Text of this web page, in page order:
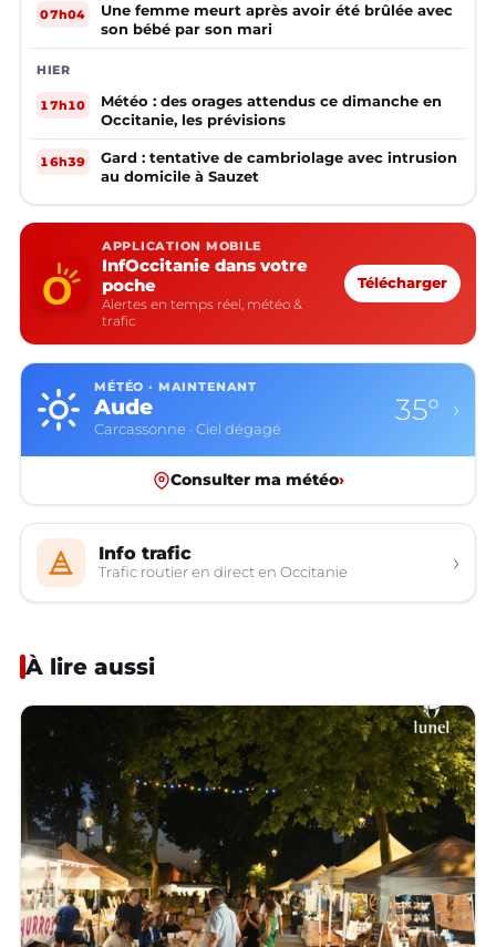
07h04
Une femme meurt après avoir été brûlée avec
son bébé par son mari
HIER
17h10
Météo : des orages attendus ce dimanche en
Occitanie, les prévisions
16h39
Gard : tentative de cambriolage avec intrusion
au domicile à Sauzet
APPLICATION MOBILE
InfOccitanie dans votre
poche
Alertes en temps réel, météo &
trafic
Télécharger
MÉTÉO · MAINTENANT
Aude
Carcassonne · Ciel dégagé
35° ›
Consulter ma météo›
Info trafic
Trafic routier en direct en Occitanie ›
À lire aussi